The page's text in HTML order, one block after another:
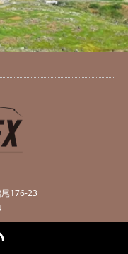
176-23